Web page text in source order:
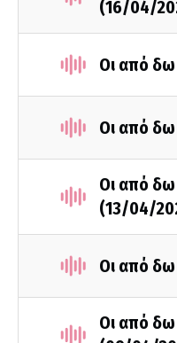
(16/04/
Οι από
Οι από
Οι από δω
(13/04/
Οι από
Οι από δω